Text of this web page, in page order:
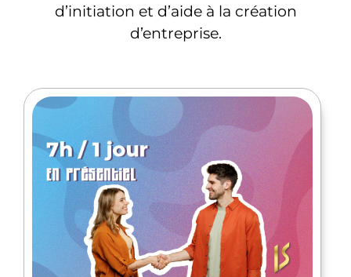
d’initiation et d’aide à la création
d’entreprise.